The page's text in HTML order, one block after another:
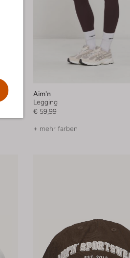
Aim'n
Legging
€ 59,99
+ mehr farben